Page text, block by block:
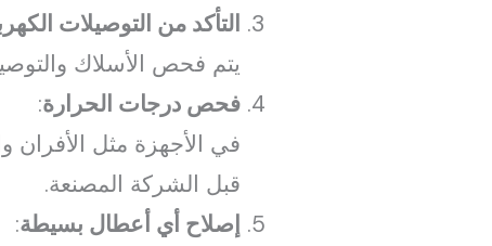
التأكد من التوصيلات
يتم فحص الأسلاك
فحص درجات الحرارة:
في الأجهزة مثل
قبل الشركة المصنعة.
إصلاح أي أعطال بسيطة: